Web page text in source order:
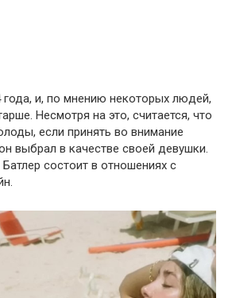
и, по мнению некоторых людей,
Несмотря на это, считается, что
если принять во внимание
выбрал в качестве своей девушки.
состоит в отношениях с